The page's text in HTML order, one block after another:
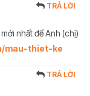
TRẢ LỜI
nhất để Anh (chị)
mau-thiet-ke
TRẢ LỜI